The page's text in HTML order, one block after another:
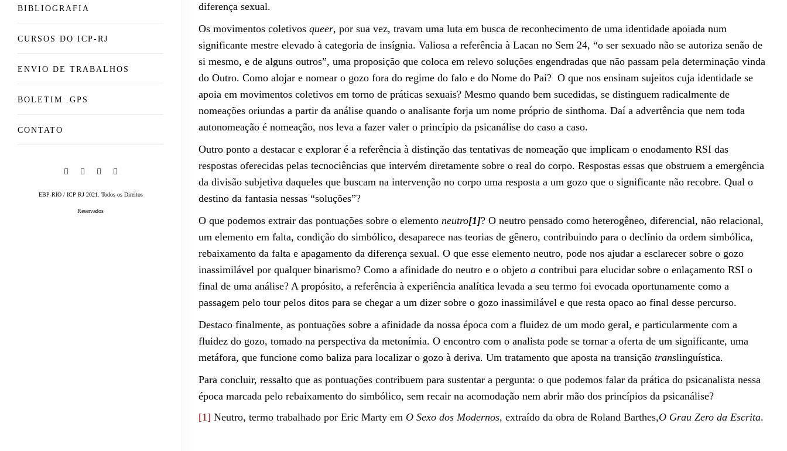
BIBLIOGRAFIA
CURSOS DO ICP-RJ
ENVIO DE TRABALHOS
BOLETIM .GPS
CONTATO
EBP-RIO / ICP RJ 2021. Todos os Direitos
Reservados
diferença sexual.
Os movimentos coletivosqueer, por sua vez, travam uma luta em busca de reconhecimento de uma identidade apoiada num
significante mestre elevado à categoria de insígnia. Valiosa a referência à Lacan no Sem 24, “o ser sexuado não se autoriza senão de
si mesmo, e de alguns outros”, uma proposição que coloca em relevo soluções engendradas que não passam pela determinação vinda
do Outro. Como alojar e nomear o gozo fora do regime do falo e do Nome do Pai? O que nos ensinam sujeitos cuja identidade se
apoia em movimentos coletivos em torno de práticas sexuais? Mesmo quando bem sucedidas, se distinguem radicalmente de
nomeações oriundas a partir da análise quando o analisante forja um nome próprio de sinthoma. Daí a advertência que nem toda
autonomeação é nomeação, nos leva a fazer valer o princípio da psicanálise do caso a caso.
Outro ponto a destacar e explorar é a referência à distinção das tentativas de nomeação que implicam o enodamento RSI das
respostas oferecidas pelas tecnociências que intervém diretamente sobre o real do corpo. Respostas essas que obstruem a emergência
da divisão subjetiva daqueles que buscam na intervenção no corpo uma resposta a um gozo que o significante não recobre. Qual o
destino da fantasia nessas “soluções”?
O que podemos extrair das pontuações sobre o elementoneutro[1]? O neutro pensado como heterogêneo, diferencial, não relacional,
um elemento em falta, condição do simbólico, desaparece nas teorias de gênero, contribuindo para o declínio da ordem simbólica,
rebaixamento da falta e apagamento da diferença sexual. O que esse elemento neutro, pode nos ajudar a esclarecer sobre o gozo
inassimilável por qualquer binarismo? Como a afinidade do neutro e o objetoacontribui para elucidar sobre o enlaçamento RSI o
final de uma análise? A propósito, a referência à experiência analítica levada a seu termo foi evocada oportunamente como a
passagem pelo tour pelos ditos para se chegar a um dizer sobre o gozo inassimilável e que resta opaco ao final desse percurso.
Destaco finalmente, as pontuações sobre a afinidade da nossa época com a fluidez de um modo geral, e particularmente com a
fluidez do gozo, tomado na perspectiva da metonímia. O encontro com o analista pode se tornar a oferta de um significante, uma
metáfora, que funcione como baliza para localizar o gozo à deriva. Um tratamento que aposta na transiçãotranslinguística.
Para concluir, ressalto que as pontuações contribuem para sustentar a pergunta: o que podemos falar da prática do psicanalista nessa
época marcada pelo rebaixamento do simbólico, sem recair na acomodação nem abrir mão dos princípios da psicanálise?
[1] Neutro, termo trabalhado por Eric Marty em O Sexo dos Modernos, extraído da obra de Roland Barthes,O Grau Zero da Escrita.